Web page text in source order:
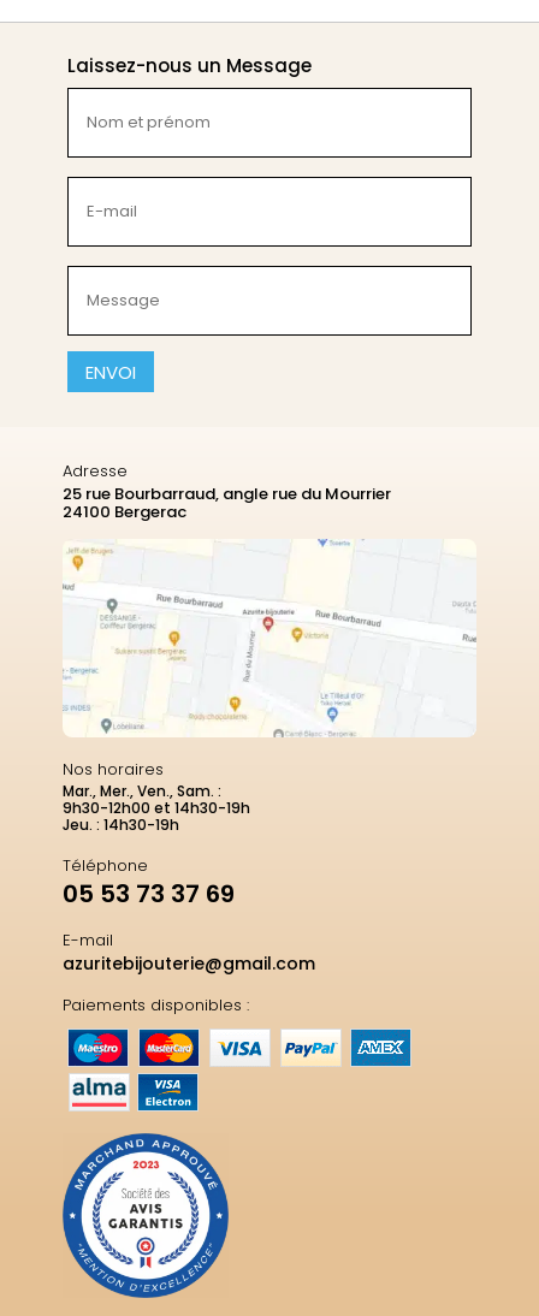
Laissez-nous un Message
et
prénom
(Nécessaire)
mail
(Nécessaire)
(Nécessaire)
CAPTCHA
Adresse
25 rue Bourbarraud, angle rue du Mourrier
24100 Bergerac
Nos horaires
Mar., Mer., Ven., Sam. :
9h30-12h00 et 14h30-19h
Jeu. : 14h30-19h
Téléphone
05 53 73 37 69
E-mail
azuritebijouterie@gmail.com
Paiements disponibles :